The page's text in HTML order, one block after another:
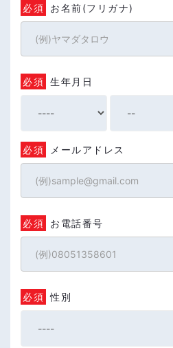
必須 お名前(フリガナ)
必須 生年月日
必須 メールアドレス
必須 お電話番号
必須 性別